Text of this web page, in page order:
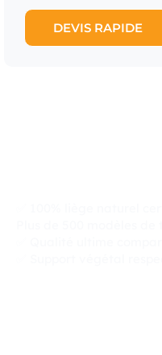
DEVIS RAPIDE